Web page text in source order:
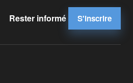
Rester informé S'inscrire